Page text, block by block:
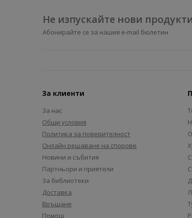
Не изпускайте нови
Абонирайте се за нашия e-mail бюлетин
За клиенти
За нас
Общи условия
Политика за поверителност
Онлайн решаване на спорове
Новини и събития
Партньори и приятели
За библиотеки
Доставка
Връщане
Помощ